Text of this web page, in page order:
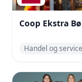
Coop Ekstra
Handel og service